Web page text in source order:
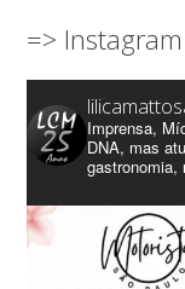
=> Instagram
Imprensa,
DNA, mas
gastronomia,